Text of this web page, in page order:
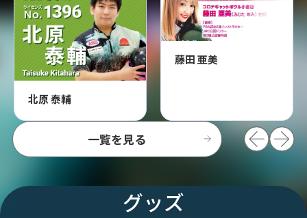
一覧を見る
北原 泰輔
藤田 亜美
グッズ